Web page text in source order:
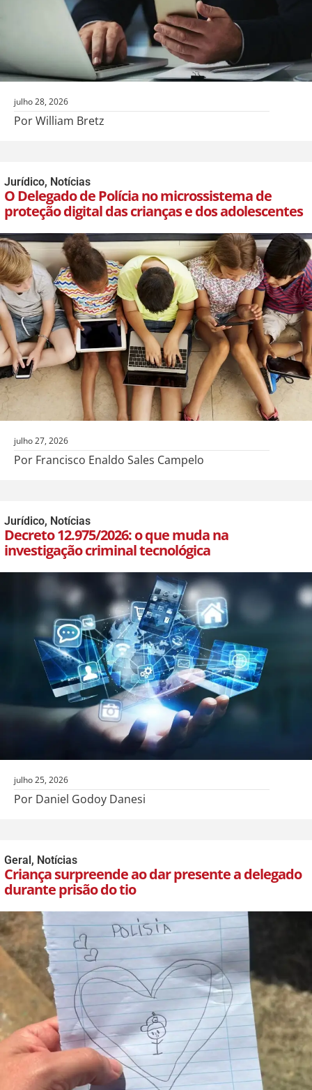
julho 28, 2026
Por William Bretz
Jurídico, Notícias
O Delegado de Polícia no microssistema de
proteção digital das crianças e dos adolescentes
julho 27, 2026
Por Francisco Enaldo Sales Campelo
Jurídico, Notícias
Decreto 12.975/2026: o que muda na
investigação criminal tecnológica
julho 25, 2026
Por Daniel Godoy Danesi
Geral, Notícias
Criança surpreende ao dar presente a delegado
durante prisão do tio